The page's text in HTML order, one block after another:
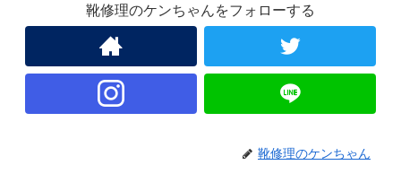
靴修理のケンちゃんをフォローする
靴修理のケンちゃん